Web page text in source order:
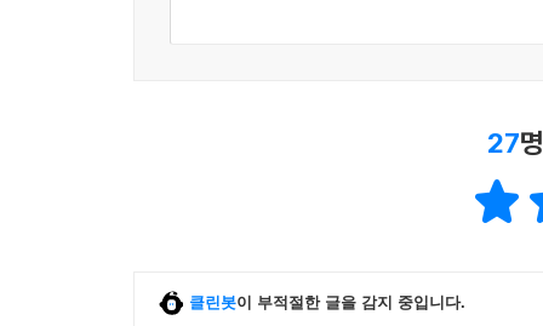
27
클린봇이 부적절한 글을 감지 중입니다.